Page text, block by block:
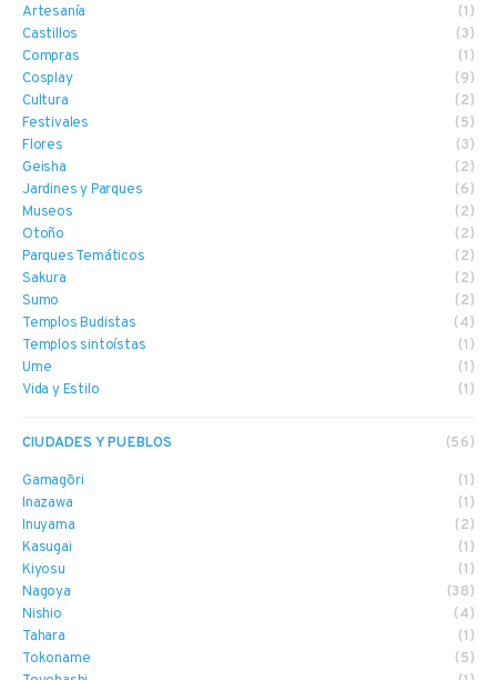
Artesanía
(1)
Castillos
(3)
Compras
(1)
Cosplay
(9)
Cultura
(2)
Festivales
(5)
Flores
(3)
Geisha
(2)
Jardines y Parques
(6)
Museos
(2)
Otoño
(2)
Parques Temáticos
(2)
Sakura
(2)
Sumo
(2)
Templos Budistas
(4)
Templos sintoístas
(1)
Ume
(1)
Vida y Estilo
(1)
CIUDADES Y PUEBLOS (56)
Gamagōri
(1)
Inazawa
(1)
Inuyama
(2)
Kasugai
(1)
Kiyosu
(1)
Nagoya
(38)
Nishio
(4)
Tahara
(1)
Tokoname
(5)